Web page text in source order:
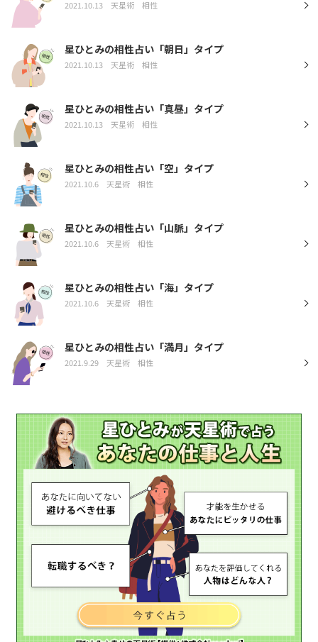
2021.10.13 天星術 相性
星ひとみの相性占い「朝日」タイプ
2021.10.13 天星術 相性
星ひとみの相性占い「真昼」タイプ
2021.10.13 天星術 相性
星ひとみの相性占い「空」タイプ
2021.10.6 天星術 相性
星ひとみの相性占い「山脈」タイプ
2021.10.6 天星術 相性
星ひとみの相性占い「海」タイプ
2021.10.6 天星術 相性
星ひとみの相性占い「満月」タイプ
2021.9.29 天星術 相性